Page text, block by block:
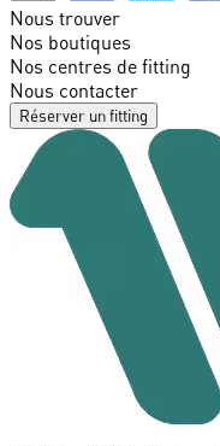
Nous trouver
Nos boutiques
Nos centres de fitting
Nous contacter
Réserver un fitting